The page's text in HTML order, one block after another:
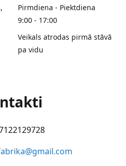
Pirmdiena - Piektdiena
9:00 - 17:00
Veikals atrodas pirmā stāvā
pa vidu